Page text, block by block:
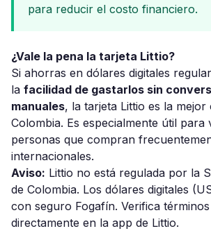
para reducir el costo financiero.
¿Vale la pena la tarjeta Littio?
Si ahorras en dólares digitales
la facilidad de gastarlos sin
manuales, la tarjeta Littio es la
Colombia. Es especialmente útil para
personas que compran
internacionales.
Aviso: Littio no está regulada por la
de Colombia. Los dólares digitales
con seguro Fogafín. Verifica
directamente en la app de Littio.